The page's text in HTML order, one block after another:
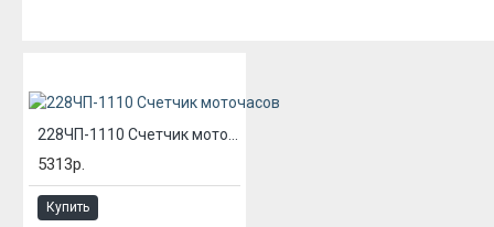
5313р.
Купить